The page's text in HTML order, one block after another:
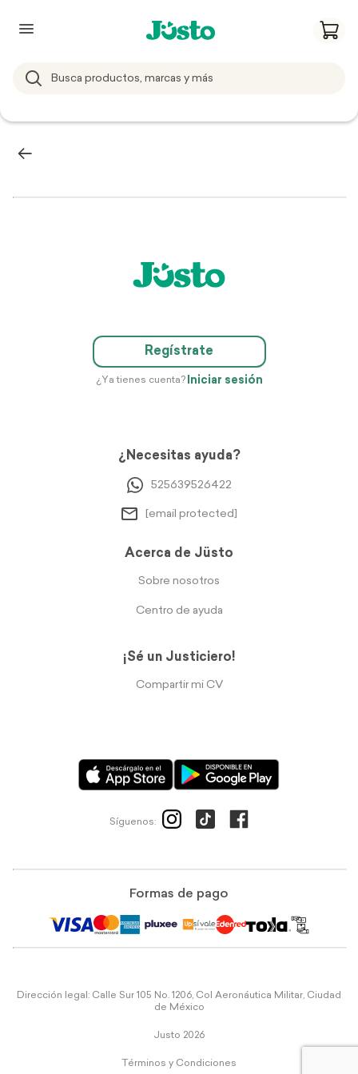
Regístrate
¿Ya tienes cuenta? Iniciar sesión
¿Necesitas ayuda?
525639526422
[email protected]
Acerca de Jüsto
Sobre nosotros
Centro de ayuda
¡Sé un Justiciero!
Compartir mi CV
Síguenos:
Formas de pago
Dirección legal: Calle Sur 105 No. 1206, Col Aeronáutica Militar, Ciudad
de México
Justo 2026
Términos y Condiciones